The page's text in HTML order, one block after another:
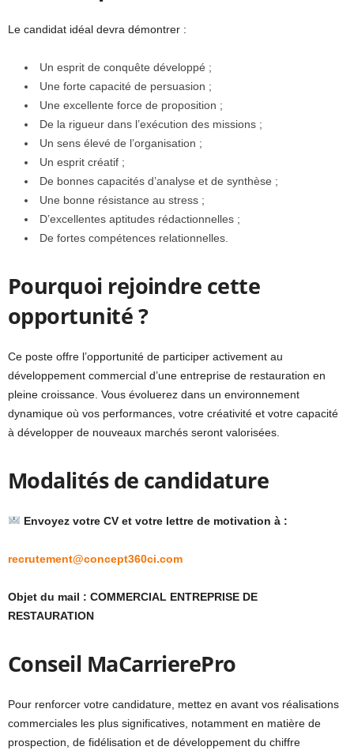
Le candidat idéal devra démontrer :
Un esprit de conquête développé ;
Une forte capacité de persuasion ;
Une excellente force de proposition ;
De la rigueur dans l’exécution des missions ;
Un sens élevé de l’organisation ;
Un esprit créatif ;
De bonnes capacités d’analyse et de synthèse ;
Une bonne résistance au stress ;
D’excellentes aptitudes rédactionnelles ;
De fortes compétences relationnelles.
Pourquoi rejoindre cette
opportunité ?
Ce poste offre l’opportunité de participer activement au
développement commercial d’une entreprise de restauration en
pleine croissance. Vous évoluerez dans un environnement
dynamique où vos performances, votre créativité et votre capacité
à développer de nouveaux marchés seront valorisées.
Modalités de candidature
Envoyez votre CV et votre lettre de motivation à :
recrutement@concept360ci.com
Objet du mail : COMMERCIAL ENTREPRISE DE
RESTAURATION
Conseil MaCarrierePro
Pour renforcer votre candidature, mettez en avant vos réalisations
commerciales les plus significatives, notamment en matière de
prospection, de fidélisation et de développement du chiffre